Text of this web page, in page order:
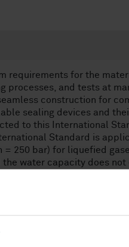
requirements for the
processes, and tests at
construction for
sealing devices and
to this International
Standard is
250 bar) for liquefied
water capacity does not
bar and the water